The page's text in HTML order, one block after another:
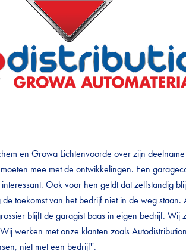
en Growa Lichtenvoorde over zijn
mee met de ontwikkelingen. Een
Ook voor hen geldt dat zelfstandig
toekomst van het bedrijf niet in de weg
blijft de garagist baas in eigen bedrijf. Wij
werken met onze klanten zoals
niet met een bedrijf''.